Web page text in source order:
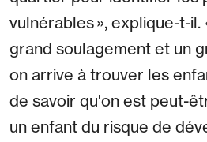
vulnérables », explique-t-il.
grand soulagement et un
on arrive à trouver les
de savoir qu'on est peut-
un enfant du risque de